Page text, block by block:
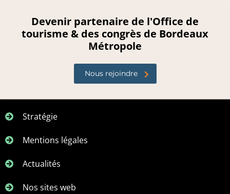
Devenir partenaire de l'Office de
tourisme & des congrès de Bordeaux
Métropole
Nous rejoindre
Stratégie
Mentions légales
Actualités
Nos sites web